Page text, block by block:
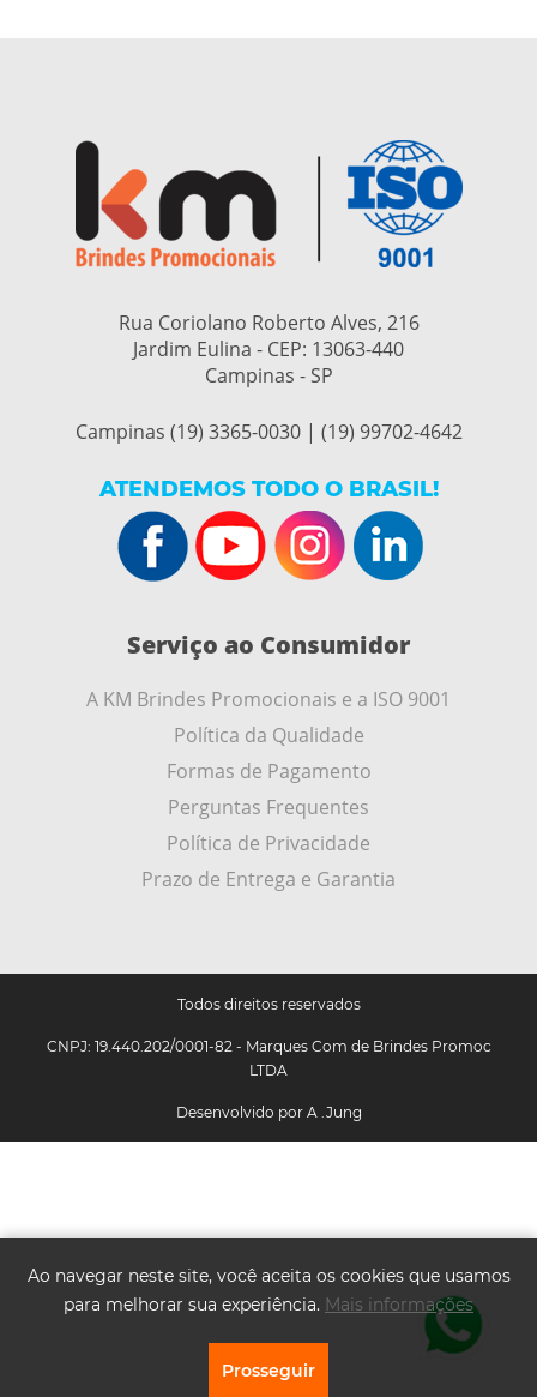
Ao navegar neste site, você aceita os cookies que usamos
para melhorar sua experiência. Mais informações
Prosseguir
Rua Coriolano Roberto Alves, 216
Jardim Eulina - CEP: 13063-440
Campinas - SP
Campinas (19) 3365-0030 | (19) 99702-4642
ATENDEMOS TODO O BRASIL!
Serviço ao Consumidor
A KM Brindes Promocionais e a ISO 9001
Política da Qualidade
Formas de Pagamento
Perguntas Frequentes
Política de Privacidade
Prazo de Entrega e Garantia
Todos direitos reservados
CNPJ: 19.440.202/0001-82 - Marques Com de Brindes Promoc
LTDA
Desenvolvido por A .Jung